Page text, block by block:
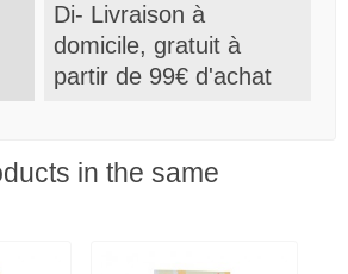
Di- Livraison à
domicile, gratuit à
partir de 99€ d'achat
in the same